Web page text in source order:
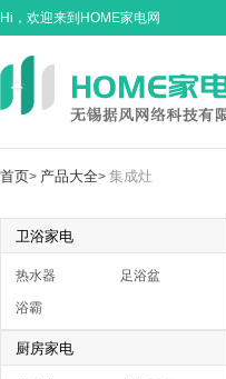
Hi，欢迎来到HOME家电网
首页> 产品大全> 集成灶
卫浴家电
热水器 足浴盆
浴霸
厨房家电